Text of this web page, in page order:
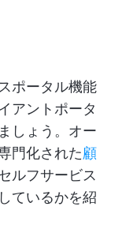
ポータル機能
アントポータ
しょう。オー
門化された顧
ルフサービス
ているかを紹